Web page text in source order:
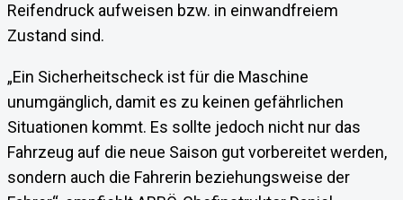
Reifendruck aufweisen bzw. in einwandfreiem
Zustand sind.
„Ein Sicherheitscheck ist für die Maschine
unumgänglich, damit es zu keinen gefährlichen
Situationen kommt. Es sollte jedoch nicht nur das
Fahrzeug auf die neue Saison gut vorbereitet werden,
sondern auch die Fahrerin beziehungsweise der